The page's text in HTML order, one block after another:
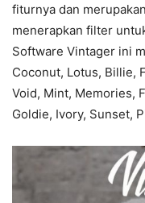
fiturnya dan
menerapkan filter
Software Vintager ini
Coconut, Lotus, Billie,
Void, Mint, Memories,
Goldie, Ivory, Sunset,